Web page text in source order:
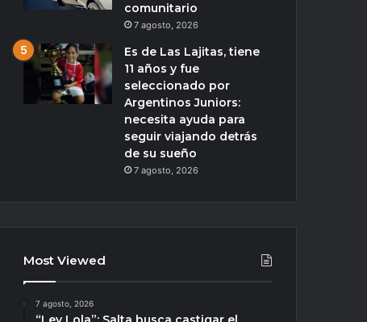
comunitario
7 agosto, 2026
Es de Las Lajitas, tiene
11 años y fue
seleccionado por
Argentinos Juniors:
necesita ayuda para
seguir viajando detrás
de su sueño
7 agosto, 2026
Most Viewed
7 agosto, 2026